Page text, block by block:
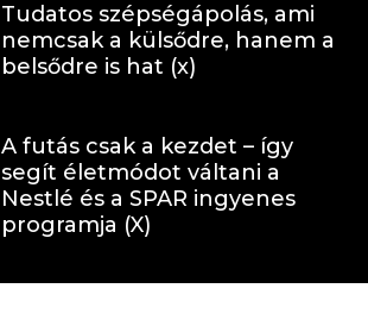
Tudatos szépségápolás, ami
nemcsak a külsődre, hanem a
belsődre is hat (x)
A futás csak a kezdet – így
segít életmódot váltani a
Nestlé és a SPAR ingyenes
programja (X)